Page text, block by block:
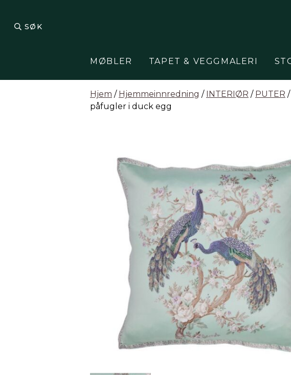
SØK
MØBLER TAPET & VEGGMALERI
Hjem / Hjemmeinnredning / INTERIØR / PUTER
påfugler i duck egg